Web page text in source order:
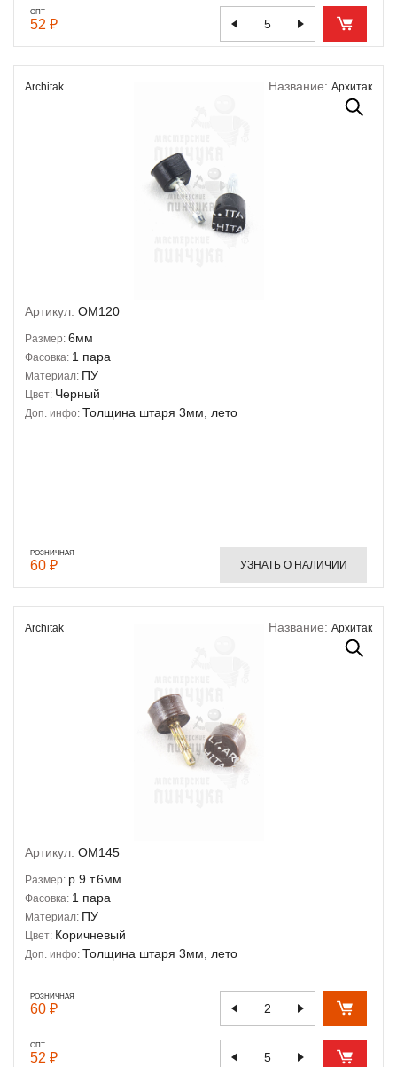
ОПТ
52 ₽
Architak Название: Архитак
Артикул: OM120
Размер: 6мм
Фасовка: 1 пара
Материал: ПУ
Цвет: Черный
Доп. инфо: Толщина штаря 3мм, лето
РОЗНИЧНАЯ
60 ₽ УЗНАТЬ О НАЛИЧИИ
Architak Название: Архитак
Артикул: OM145
Размер: р.9 т.6мм
Фасовка: 1 пара
Материал: ПУ
Цвет: Коричневый
Доп. инфо: Толщина штаря 3мм, лето
РОЗНИЧНАЯ
60 ₽
ОПТ
52 ₽